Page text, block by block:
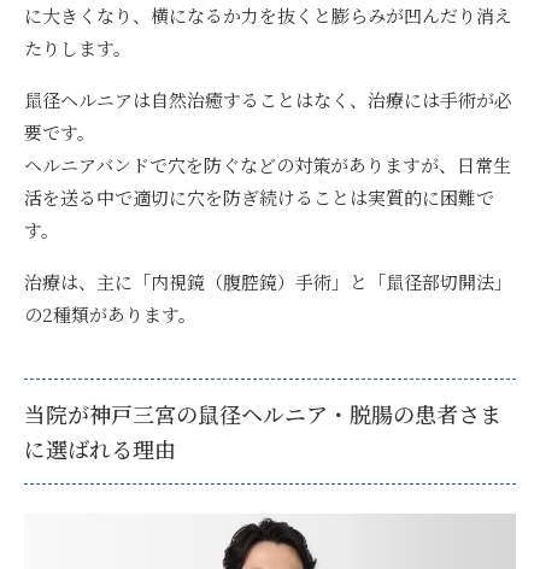
に大きくなり、横になるか力を抜くと膨らみが凹んだり消え
たりします。
鼠径ヘルニアは自然治癒することはなく、治療には手術が必
要です。
ヘルニアバンドで穴を防ぐなどの対策がありますが、日常生
活を送る中で適切に穴を防ぎ続けることは実質的に困難で
す。
治療は、主に「内視鏡（腹腔鏡）手術」と「鼠径部切開法」
の2種類があります。
当院が神戸三宮の鼠径ヘルニア・脱腸の患者さま
に選ばれる理由